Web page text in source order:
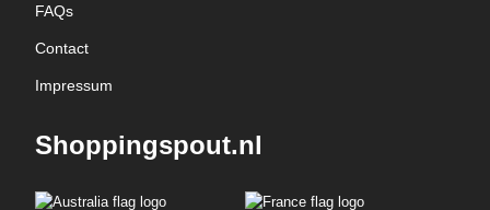
FAQs
Contact
Impressum
Shoppingspout.nl